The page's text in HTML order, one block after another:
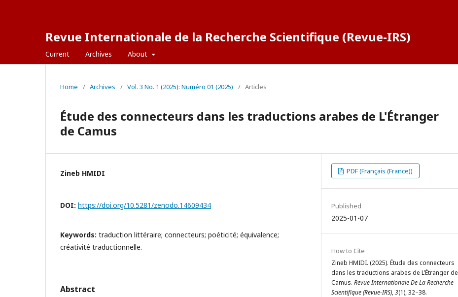
Revue Internationale de la Recherche Scientifique (Revue-IRS)
Current Archives About
Home / Archives / Vol. 3 No. 1 (2025): Numéro 01 (2025) / Articles
Étude des connecteurs dans les traductions arabes de L'Étranger
de Camus
Zineb HMIDI
DOI: https://doi.org/10.5281/zenodo.14609434
Keywords: traduction littéraire; connecteurs; poéticité; équivalence;
créativité traductionnelle.
Abstract
PDF (Français (France))
Published
2025-01-07
How to Cite
Zineb HMIDI. (2025). Étude des connecteurs
dans les traductions arabes de L’Étranger de
Camus. Revue Internationale De La Recherche
Scientifique (Revue-IRS),3(1), 32–38.